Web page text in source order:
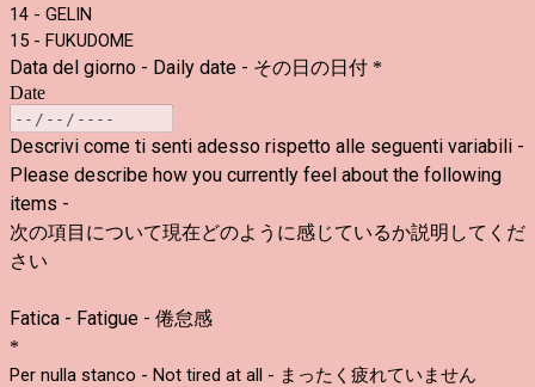
14 - GELIN
15 - FUKUDOME
Data del giorno - Daily date - その日の日付 *
Date
Descrivi come ti senti adesso rispetto alle seguenti variabili -
Please describe how you currently feel about the following
items -
次の項目について現在どのように感じているか説明してくだ
さい
Fatica - Fatigue - 倦怠感
*
Per nulla stanco - Not tired at all - まったく疲れていません